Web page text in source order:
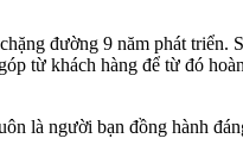
đường 9 năm phát triển.
từ khách hàng để từ đó
là người bạn đồng hành